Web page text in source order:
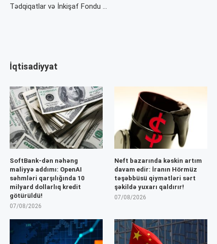
Tədqiqatlar və İnkişaf Fondu …
İqtisadiyyat
SoftBank-dən nəhəng
maliyyə addımı: OpenAI
səhmləri qarşılığında 10
milyard dollarlıq kredit
götürüldü!
07/08/2026
Neft bazarında kəskin artım
davam edir: İranın Hörmüz
təşəbbüsü qiymətləri sərt
şəkildə yuxarı qaldırır!
07/08/2026